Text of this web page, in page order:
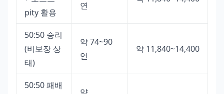
pity 활용
연
50:50 승리
(비보장 상
태)
약 74~90
연
약 11,840~14,400
50:50 패배